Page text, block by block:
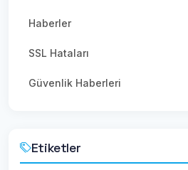
Haberler
SSL Hataları
Güvenlik Haberleri
Etiketler